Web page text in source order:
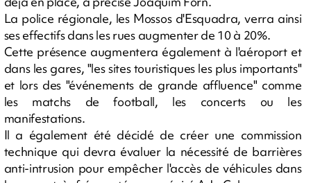
La police régionale, les Mossos d'Esquadra, verra ainsi
ses effectifs dans les rues augmenter de 10 à 20%.
Cette présence augmentera également à l'aéroport et
dans les gares, "les sites touristiques les plus importants"
et lors des "événements de grande affluence" comme
les matchs de football, les concerts ou les
manifestations.
Il a également été décidé de créer une commission
technique qui devra évaluer la nécessité de barrières
anti-intrusion pour empêcher l'accès de véhicules dans